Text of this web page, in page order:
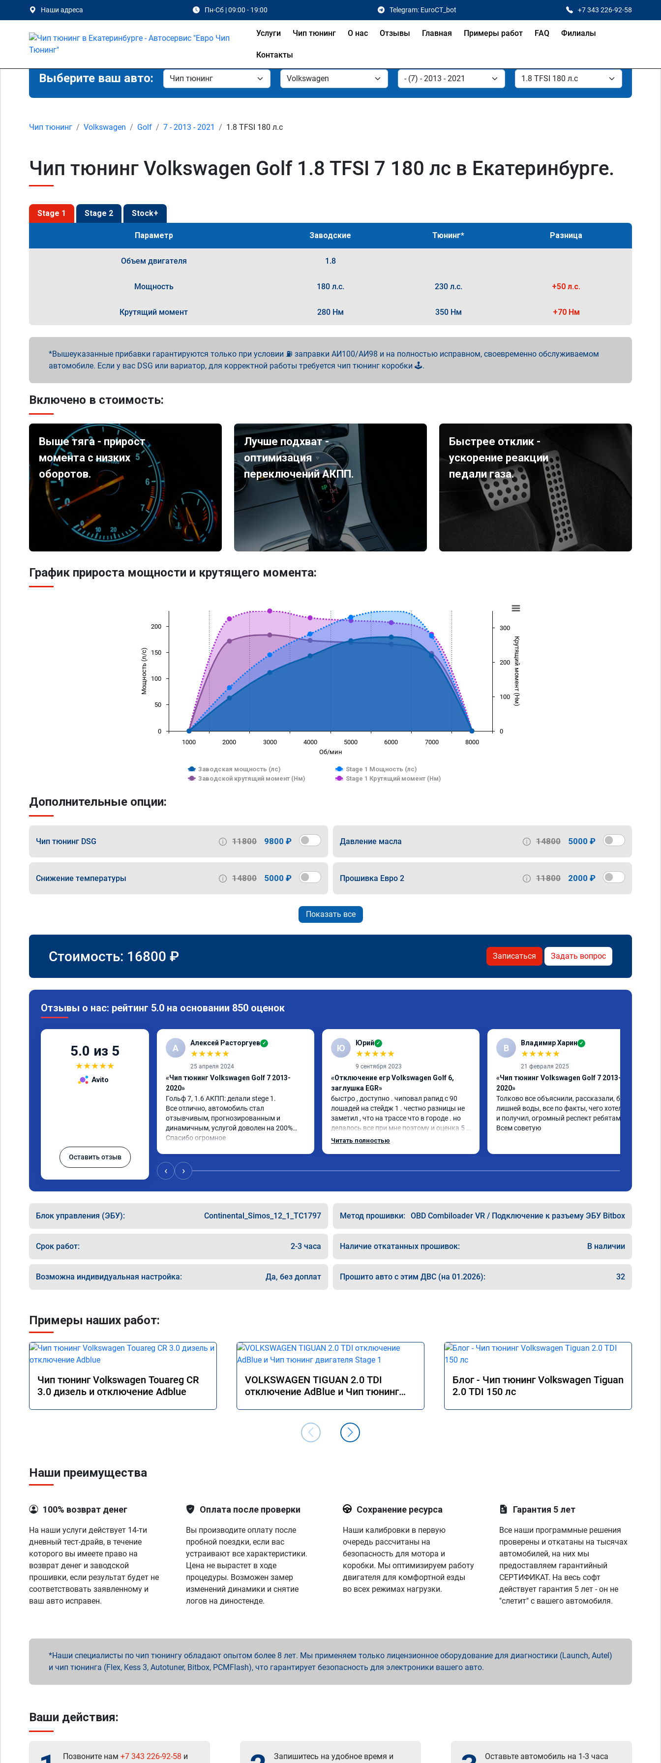
Наши адреса Пн-Сб | 09:00 - 19:00 Telegram: EuroCT_bot +7 343 226-92-58
Услуги Чип тюнинг О нас Отзывы Главная Примеры работ FAQ Филиалы
Контакты
Выберите ваш авто:
Чип тюнинг Volkswagen Golf 7 - 2013 - 2021 1.8 TFSI 180 л.с
Чип тюнинг Volkswagen Golf 1.8 TFSI 7 180 лс в Екатеринбурге.
Stage 1 Stage 2 Stock+
Параметр Заводские Тюнинг* Разница
Объем двигателя 1.8
Мощность 180 л.с. 230 л.с. +50 л.с.
Крутящий момент 280 Нм 350 Нм +70 Нм
Вышеуказанные прибавки гарантируются только при условии ⛽ заправки АИ100/АИ98 и на полностью исправном, своевременно обслуживаемом
автомобиле. Если у вас DSG или вариатор, для корректной работы требуется чип тюнинг коробки 🕹️.
Включено в стоимость:
Выше тяга - прирост
момента с низких
оборотов.
Лучше подхват -
оптимизация
переключений АКПП.
Быстрее отклик -
ускорение реакции
педали газа.
График прироста мощности и крутящего момента:
Об/мин
Мощность (л/с) Крутящий момент (Нм)
Заводская мощность (лс)
Stage 1 Мощность (лс)
Заводской крутящий момент (Нм)
Stage 1 Крутящий момент (Нм)
1000 2000 3000 4000 5000 6000 7000 8000
0
50
100
150
200
0
100
200
300
Дополнительные опции:
Чип тюнинг DSG 11800 9800 ₽ Давление масла 14800 5000 ₽
Снижение температуры 14800 5000 ₽ Прошивка Евро 2 11800 2000 ₽
Показать все
Стоимость: 16800 ₽ Записаться Задать вопрос
Отзывы о нас: рейтинг 5.0 на основании 850 оценок
5.0 из 5
★★★★★
Avito
Оставить отзыв
А Алексей Расторгуев ✓
★★★★★
25 апреля 2024
«Чип тюнинг Volkswagen Golf 7 2013-
2020»
Гольф 7, 1.6 АКПП: делали stege 1.
Все отлично, автомобиль стал
отзывчивым, прогнозированным и
динамичным, услугой доволен на 200%
Спасибо огромное
Ю Юрий ✓
★★★★★
9 сентября 2023
«Отключение егр Volkswagen Golf 6,
заглушка EGR»
быстро , доступно . чиповал рапид с 90
лошадей на стейдж 1 . честно разницы не
заметил , что на трассе что в городе . но
делалось все при мне поэтому и оценка 5 .
может быть старый владелец чиповал ...
Читать полностью
В Владимир Харин ✓
★★★★★
21 февраля 2025
«Чип тюнинг Volkswagen Golf 7 2013-
2020»
Толково все объяснили, рассказали, без
лишней воды, все по факты, чего хотел - то
и получил, огромный респект ребятам!
Всем советую
‹ ›
Блок управления (ЭБУ): Continental_Simos_12_1_TC1797 Метод прошивки: OBD Combiloader VR / Подключение к разъему ЭБУ Bitbox
Срок работ: 2-3 часа Наличие откатанных прошивок: В наличии
Возможна индивидуальная настройка: Да, без доплат Прошито авто с этим ДВС (на 01.2026): 32
Примеры наших работ:
Чип тюнинг Volkswagen Touareg CR
3.0 дизель и отключение Adblue
VOLKSWAGEN TIGUAN 2.0 TDI
отключение AdBlue и Чип тюнинг
Блог - Чип тюнинг Volkswagen Tiguan
2.0 TDI 150 лс
Наши преимущества
100% возврат денег
На наши услуги действует 14-ти
дневный тест-драйв, в течение
которого вы имеете право на
возврат денег и заводской
прошивки, если результат будет не
соответствовать заявленному и
ваш авто исправен.
Оплата после проверки
Вы производите оплату после
пробной поездки, если вас
устраивают все характеристики.
Цена не вырастет в ходе
процедуры. Возможен замер
изменений динамики и снятие
логов на диностенде.
Сохранение ресурса
Наши калибровки в первую
очередь рассчитаны на
безопасность для мотора и
коробки. Мы оптимизируем работу
двигателя для комфортной езды
во всех режимах нагрузки.
Гарантия 5 лет
Все наши программные решения
проверены и откатаны на тысячах
автомобилей, на них мы
предоставляем гарантийный
СЕРТИФИКАТ. На весь софт
действует гарантия 5 лет - он не
"слетит" с вашего автомобиля.
Наши специалисты по чип тюнингу обладают опытом более 8 лет. Мы применяем только лицензионное оборудование для диагностики (Launch, Autel)
и чип тюнинга (Flex, Kess 3, Autotuner, Bitbox, PCMFlash), что гарантирует безопасность для электроники вашего авто.
Ваши действия:
Позвоните нам +7 343 226-92-58 и Запишитесь на удобное время и Оставьте автомобиль на 1-3 часа